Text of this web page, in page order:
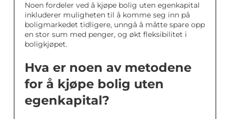
Noen fordeler ved å kjøpe bolig uten egenkapital
inkluderer muligheten til å komme seg inn på
boligmarkedet tidligere, unngå å måtte spare opp
en stor sum med penger, og økt fleksibilitet i
boligkjøpet.
Hva er noen av metodene
for å kjøpe bolig uten
egenkapital?